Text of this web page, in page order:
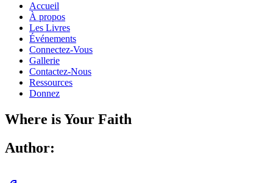
Accueil
À propos
Les Livres
Événements
Connectez-Vous
Gallerie
Contactez-Nous
Ressources
Donnez
Where is Your Faith
Author: